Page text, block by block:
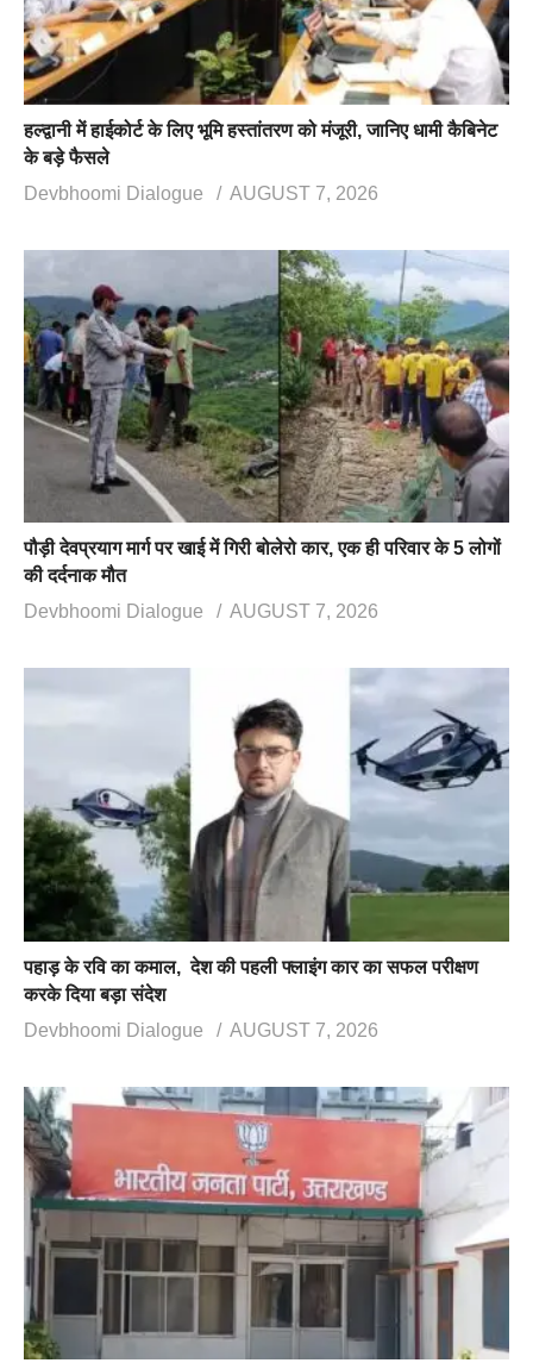
हल्द्वानी में हाईकोर्ट के लिए भूमि हस्तांतरण को मंजूरी, जानिए धामी कैबिनेट
के बड़े फैसले
Devbhoomi Dialogue
AUGUST 7, 2026
पौड़ी देवप्रयाग मार्ग पर खाई में गिरी बोलेरो कार, एक ही परिवार के 5 लोगों
की दर्दनाक मौत
Devbhoomi Dialogue
AUGUST 7, 2026
पहाड़ के रवि का कमाल, देश की पहली फ्लाइंग कार का सफल परीक्षण
करके दिया बड़ा संदेश
Devbhoomi Dialogue
AUGUST 7, 2026